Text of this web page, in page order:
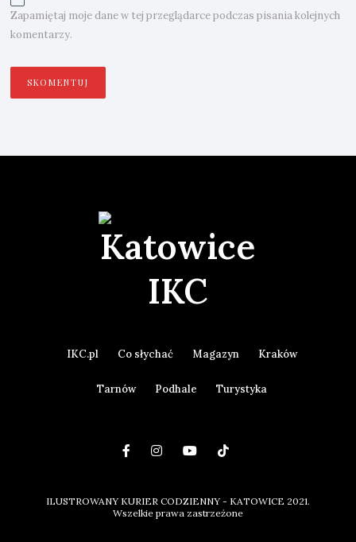
Zapamiętaj moje dane w tej przeglądarce podczas pisania kolejnych
komentarzy.
IKC.pl Co słychać Magazyn Kraków
Tarnów Podhale Turystyka
ILUSTROWANY KURIER CODZIENNY - KATOWICE 2021.
Wszelkie prawa zastrzeżone